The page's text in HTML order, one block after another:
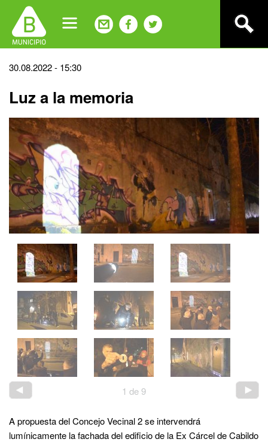
navigation
Back
top
30.08.2022 - 15:30
Luz a la memoria
1 de 9
A propuesta del Concejo Vecinal 2 se intervendrá
lumínicamente la fachada del edificio de la Ex Cárcel de Cabildo